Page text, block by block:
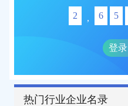
2 , 6 5
登录
热门行业企业名录